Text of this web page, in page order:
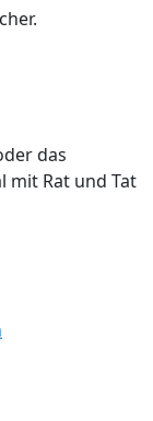
das
mit Rat und Tat